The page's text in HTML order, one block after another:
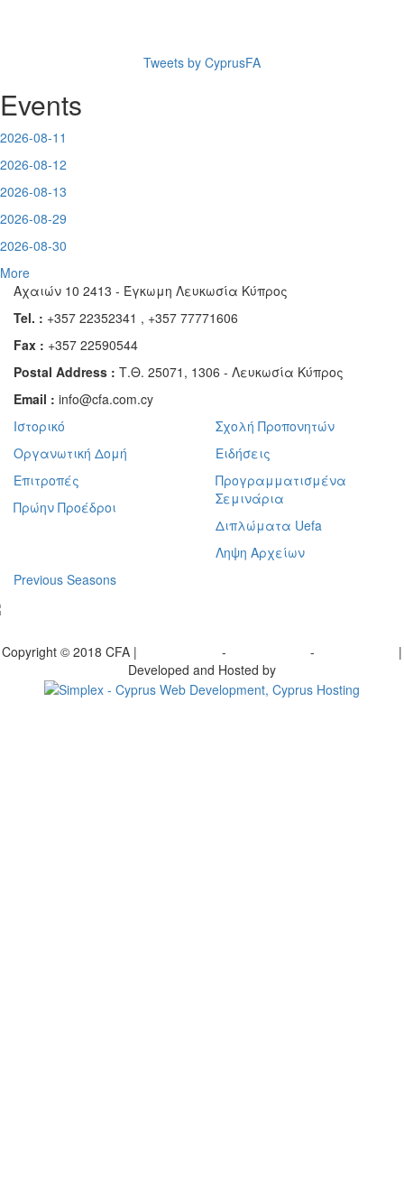
Tweets by CyprusFA
Events
2026-08-11
2026-08-12
2026-08-13
2026-08-29
2026-08-30
More
Αχαιών 10 2413 - Έγκωμη Λευκωσία Κύπρος
Tel. : +357 22352341 , +357 77771606
Fax : +357 22590544
Postal Address : Τ.Θ. 25071, 1306 - Λευκωσία Κύπρος
Email : info@cfa.com.cy
Ιστορικό
Οργανωτική Δομή
Επιτροπές
Πρώην Προέδροι
Σχολή Προπονητών
Ειδήσεις
Προγραμματισμένα
Σεμινάρια
Διπλώματα Uefa
Ληψη Αρχείων
Previous Seasons
Copyright © 2018 CFA | - -
|
Developed and Hosted by